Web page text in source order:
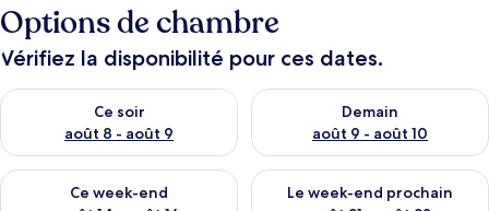
Options de chambre
Vérifiez la disponibilité pour ces dates.
Ce soir
août 8 - août 9
Vérifier la disponibilité pour ce soir août 8 - août 9
Demain
août 9 - août 10
Vérifier la disponibilité pour
Ce week-end
Vérifier la disponibilité pour ce week-end août 14 - août 16
Le week-end prochain
Vérifier la disponibilité pour